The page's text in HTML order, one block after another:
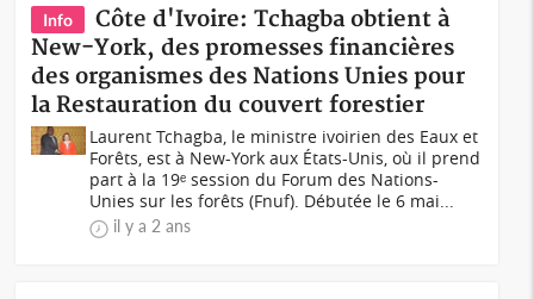
Info
Côte d'Ivoire: Tchagba obtient à
New-York, des promesses financières
des organismes des Nations Unies pour
la Restauration du couvert forestier
Laurent Tchagba, le ministre ivoirien des Eaux et
Forêts, est à New-York aux États-Unis, où il prend
part à la 19ᵉ session du Forum des Nations-
Unies sur les forêts (Fnuf). Débutée le 6 mai...
il y a 2 ans